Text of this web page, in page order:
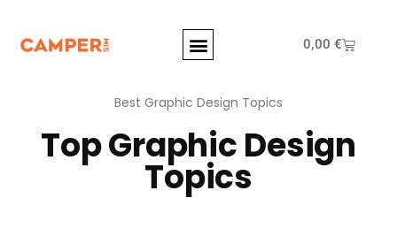
0,00 €
Best Graphic Design Topics
Top Graphic Design
Topics